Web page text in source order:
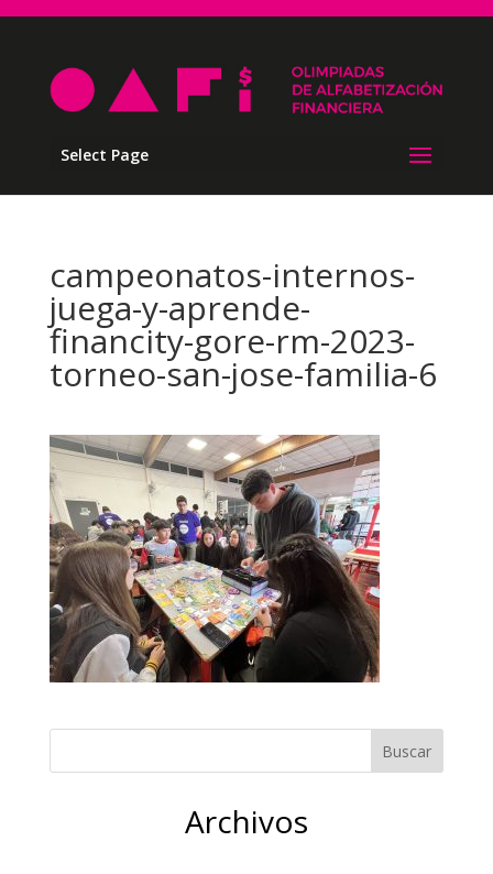
Select Page
campeonatos-internos-
juega-y-aprende-
financity-gore-rm-2023-
torneo-san-jose-familia-6
Archivos